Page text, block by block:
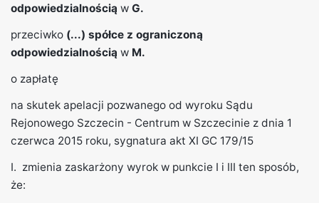
odpowiedzialnością w G.
przeciwko (...) spółce z ograniczoną
odpowiedzialnością w M.
o zapłatę
na skutek apelacji pozwanego od wyroku Sądu
Rejonowego Szczecin - Centrum w Szczecinie z dnia 1
czerwca 2015 roku, sygnatura akt XI GC 179/15
I. zmienia zaskarżony wyrok w punkcie I i III ten sposób,
że: